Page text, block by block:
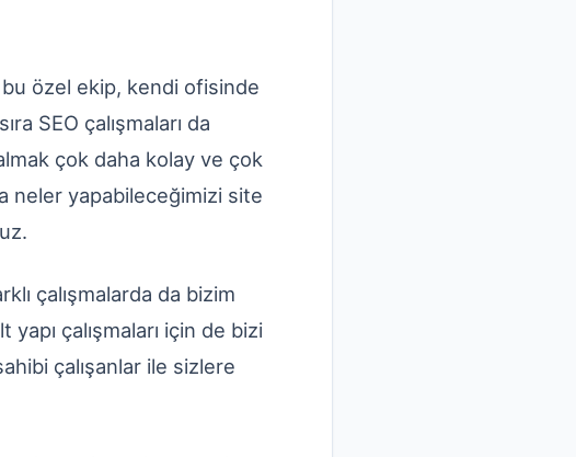
özel ekip, kendi ofisinde
SEO çalışmaları da
çok daha kolay ve çok
neler yapabileceğimizi site
çalışmalarda da bizim
çalışmaları için de bizi
çalışanlar ile sizlere